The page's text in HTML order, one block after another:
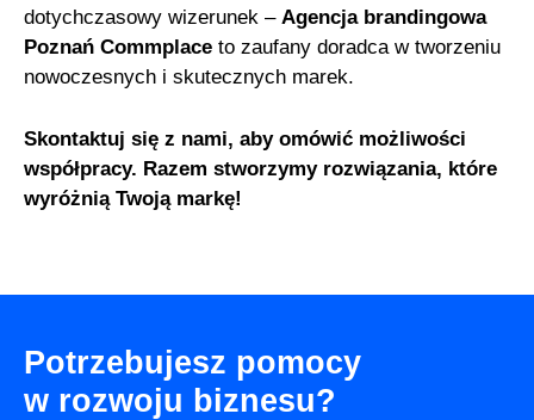
dotychczasowy wizerunek –Agencja brandingowa
Poznań Commplace to zaufany doradca w tworzeniu
nowoczesnych i skutecznych marek.
Skontaktuj się z nami, aby omówić możliwości
współpracy. Razem stworzymy rozwiązania, które
wyróżnią Twoją markę!
Potrzebujesz pomocy
w rozwoju biznesu?